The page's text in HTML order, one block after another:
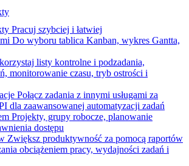
Pracuj szybciej i łatwiej
Do wyboru tablica Kanban, wykres Gantta,
listy kontrolne i podzadania,
monitorowanie czasu, tryb ostrości i
Połącz zadania z innymi usługami za
dla zaawansowanej automatyzacji zadań
Projekty, grupy robocze, planowanie
dostępu
Zwiększ produktywność za pomocą raportów
obciążeniem pracy, wydajności zadań i